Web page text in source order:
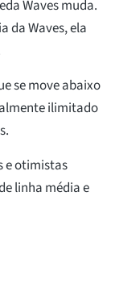
Waves muda.
da Waves, ela
se move abaixo
ilimitado
e otimistas
linha média e